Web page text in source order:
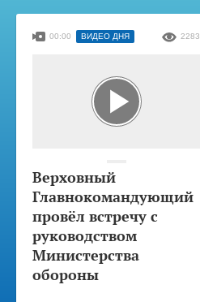
Верховный
Главнокомандующий
провёл встречу с
руководством
Министерства
обороны
00:00 ВИДЕО ДНЯ 2283